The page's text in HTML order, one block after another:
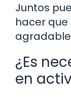
Juntos
hacer
¿Es
en